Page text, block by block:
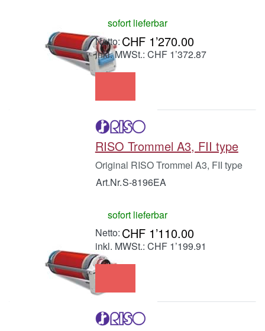
sofort lieferbar
CHF 1’270.00
inkl. MWSt.: CHF 1’372.87
RISO Trommel A3, FII type
Original RISO Trommel A3, FII type
Art.Nr.S-8196EA
sofort lieferbar
CHF 1’110.00
inkl. MWSt.: CHF 1’199.91